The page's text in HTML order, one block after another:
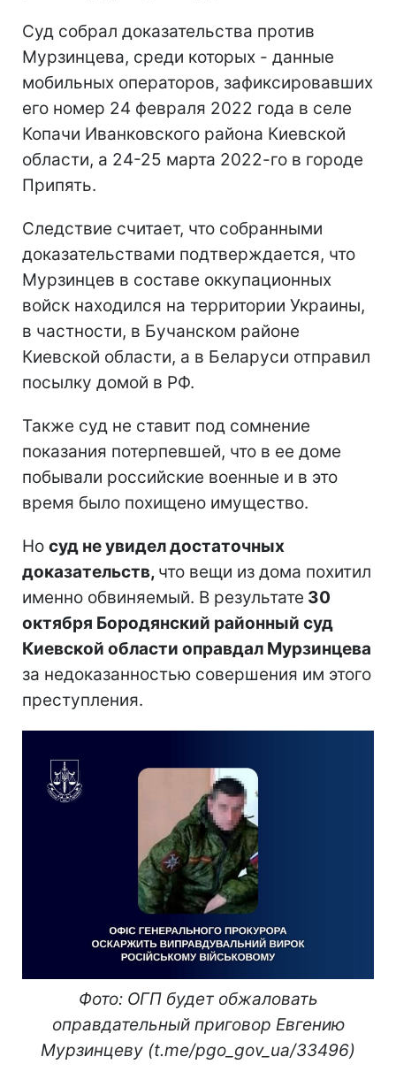
Суд собрал доказательства против
Мурзинцева, среди которых - данные
мобильных операторов, зафиксировавших
его номер 24 февраля 2022 года в селе
Копачи Иванковского района Киевской
области, а 24-25 марта 2022-го в городе
Припять.
Следствие считает, что собранными
доказательствами подтверждается, что
Мурзинцев в составе оккупационных
войск находился на территории Украины,
в частности, в Бучанском районе
Киевской области, а в Беларуси отправил
посылку домой в РФ.
Также суд не ставит под сомнение
показания потерпевшей, что в ее доме
побывали российские военные и в это
время было похищено имущество.
Но суд не увидел достаточных
доказательств, что вещи из дома похитил
именно обвиняемый. В результате 30
октября Бородянский районный суд
Киевской области оправдал Мурзинцева
за недоказанностью совершения им этого
преступления.
Фото: ОГП будет обжаловать
оправдательный приговор Евгению
Мурзинцеву (t.me/pgo_gov_ua/33496)